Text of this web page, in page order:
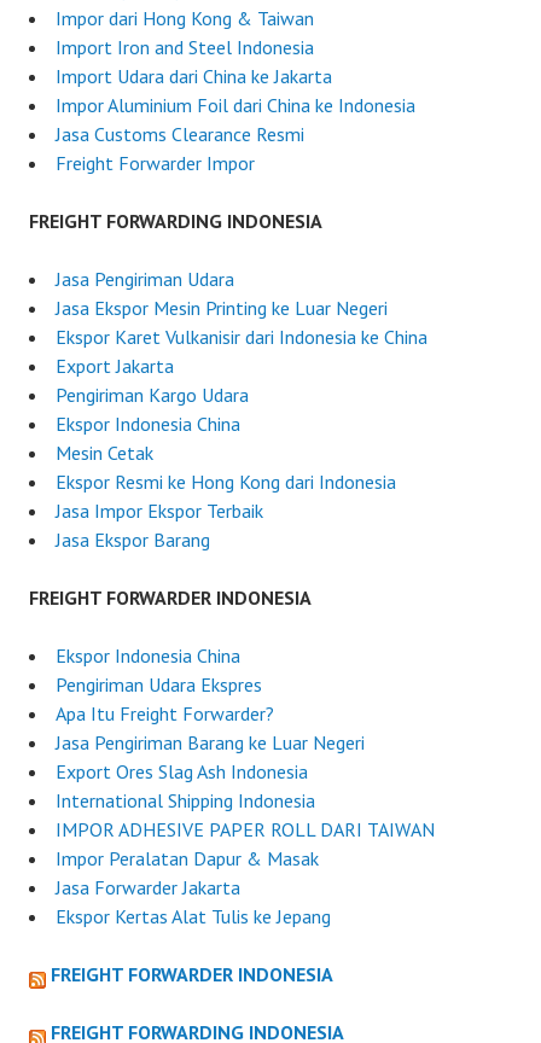
Impor dari Hong Kong & Taiwan
Import Iron and Steel Indonesia
Import Udara dari China ke Jakarta
Impor Aluminium Foil dari China ke Indonesia
Jasa Customs Clearance Resmi
Freight Forwarder Impor
FREIGHT FORWARDING INDONESIA
Jasa Pengiriman Udara
Jasa Ekspor Mesin Printing ke Luar Negeri
Ekspor Karet Vulkanisir dari Indonesia ke China
Export Jakarta
Pengiriman Kargo Udara
Ekspor Indonesia China
Mesin Cetak
Ekspor Resmi ke Hong Kong dari Indonesia
Jasa Impor Ekspor Terbaik
Jasa Ekspor Barang
FREIGHT FORWARDER INDONESIA
Ekspor Indonesia China
Pengiriman Udara Ekspres
Apa Itu Freight Forwarder?
Jasa Pengiriman Barang ke Luar Negeri
Export Ores Slag Ash Indonesia
International Shipping Indonesia
IMPOR ADHESIVE PAPER ROLL DARI TAIWAN
Impor Peralatan Dapur & Masak
Jasa Forwarder Jakarta
Ekspor Kertas Alat Tulis ke Jepang
FREIGHT FORWARDER INDONESIA
FREIGHT FORWARDING INDONESIA